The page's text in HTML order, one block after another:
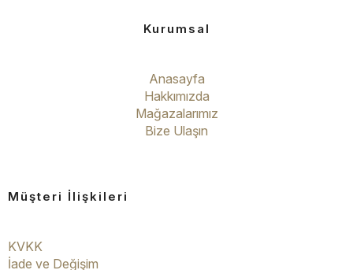
Kurumsal
Anasayfa
Hakkımızda
Mağazalarımız
Bize Ulaşın
Müşteri İlişkileri
KVKK
İade ve Değişim